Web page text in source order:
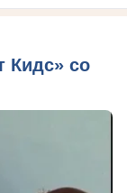
Кидс» со